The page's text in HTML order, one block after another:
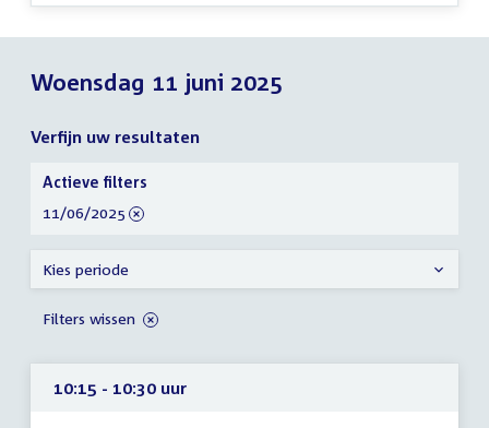
Woensdag 11 juni 2025
Verfijn uw resultaten
10:15 - 10:30 uur
Verfijn
uw
resultaten
Actieve filters
verwijder
11/06/2025
Kies periode
Filters wissen